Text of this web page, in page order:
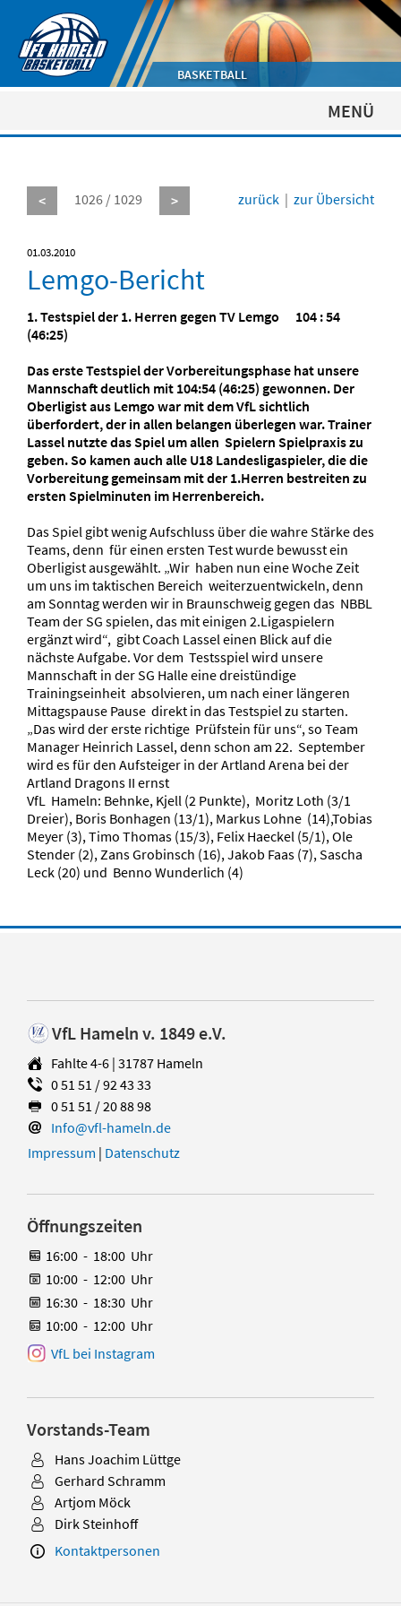
BASKETBALL
MENÜ
< 1026 / 1029 > zurück | zur Übersicht
01.03.2010
Lemgo-Bericht
1. Testspiel der 1. Herren gegen TV Lemgo 104 : 54
(46:25)
Das erste Testspiel der Vorbereitungsphase hat unsere
Mannschaft deutlich mit 104:54 (46:25) gewonnen. Der
Oberligist aus Lemgo war mit dem VfL sichtlich
überfordert, der in allen belangen überlegen war. Trainer
Lassel nutzte das Spiel um allen Spielern Spielpraxis zu
geben. So kamen auch alle U18 Landesligaspieler, die die
Vorbereitung gemeinsam mit der 1.Herren bestreiten zu
ersten Spielminuten im Herrenbereich.
Das Spiel gibt wenig Aufschluss über die wahre Stärke des
Teams, denn für einen ersten Test wurde bewusst ein
Oberligist ausgewählt. „Wir haben nun eine Woche Zeit
um uns im taktischen Bereich weiterzuentwickeln, denn
am Sonntag werden wir in Braunschweig gegen das NBBL
Team der SG spielen, das mit einigen 2.Ligaspielern
ergänzt wird“, gibt Coach Lassel einen Blick auf die
nächste Aufgabe. Vor dem Testsspiel wird unsere
Mannschaft in der SG Halle eine dreistündige
Trainingseinheit absolvieren, um nach einer längeren
Mittagspause Pause direkt in das Testspiel zu starten.
„Das wird der erste richtige Prüfstein für uns“, so Team
Manager Heinrich Lassel, denn schon am 22. September
wird es für den Aufsteiger in der Artland Arena bei der
Artland Dragons II ernst
VfL Hameln: Behnke, Kjell (2 Punkte), Moritz Loth (3/1
Dreier), Boris Bonhagen (13/1), Markus Lohne (14),Tobias
Meyer (3), Timo Thomas (15/3), Felix Haeckel (5/1), Ole
Stender (2), Zans Grobinsch (16), Jakob Faas (7), Sascha
Leck (20) und Benno Wunderlich (4)
VfL Hameln v. 1849 e.V.
Fahlte 4-6 | 31787 Hameln
0 51 51 / 92 43 33
0 51 51 / 20 88 98
Info@vfl-hameln.de
Impressum | Datenschutz
Öffnungszeiten
16:00 - 18:00 Uhr
10:00 - 12:00 Uhr
16:30 - 18:30 Uhr
10:00 - 12:00 Uhr
VfL bei Instagram
Vorstands-Team
Hans Joachim Lüttge
Gerhard Schramm
Artjom Möck
Dirk Steinhoff
Kontaktpersonen